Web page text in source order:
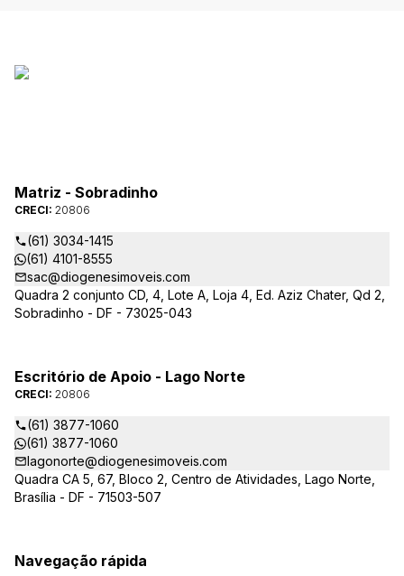
Matriz - Sobradinho
CRECI: 20806
(61) 3034-1415
(61) 4101-8555
sac@diogenesimoveis.com
Quadra 2 conjunto CD, 4, Lote A, Loja 4, Ed. Aziz Chater, Qd 2,
Sobradinho - DF - 73025-043
Escritório de Apoio - Lago Norte
CRECI: 20806
(61) 3877-1060
(61) 3877-1060
lagonorte@diogenesimoveis.com
Quadra CA 5, 67, Bloco 2, Centro de Atividades, Lago Norte,
Brasília - DF - 71503-507
Navegação rápida